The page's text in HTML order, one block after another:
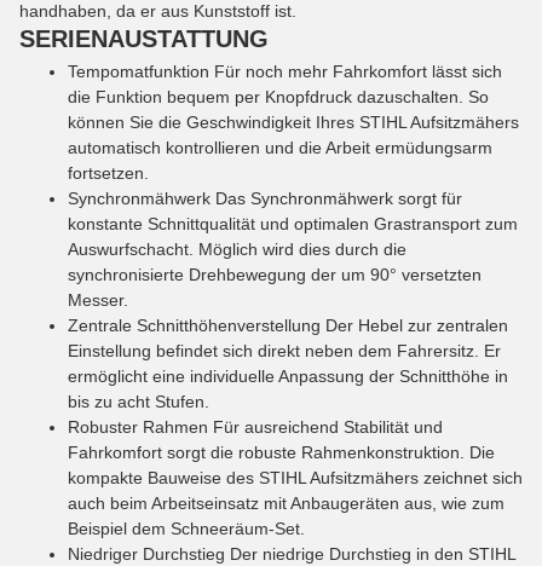
handhaben, da er aus Kunststoff ist.
SERIENAUSTATTUNG
Tempomatfunktion Für noch mehr Fahrkomfort lässt sich
die Funktion bequem per Knopfdruck dazuschalten. So
können Sie die Geschwindigkeit Ihres STIHL Aufsitzmähers
automatisch kontrollieren und die Arbeit ermüdungsarm
fortsetzen.
Synchronmähwerk Das Synchronmähwerk sorgt für
konstante Schnittqualität und optimalen Grastransport zum
Auswurfschacht. Möglich wird dies durch die
synchronisierte Drehbewegung der um 90° versetzten
Messer.
Zentrale Schnitthöhenverstellung Der Hebel zur zentralen
Einstellung befindet sich direkt neben dem Fahrersitz. Er
ermöglicht eine individuelle Anpassung der Schnitthöhe in
bis zu acht Stufen.
Robuster Rahmen Für ausreichend Stabilität und
Fahrkomfort sorgt die robuste Rahmenkonstruktion. Die
kompakte Bauweise des STIHL Aufsitzmähers zeichnet sich
auch beim Arbeitseinsatz mit Anbaugeräten aus, wie zum
Beispiel dem Schneeräum-Set.
Niedriger Durchstieg Der niedrige Durchstieg in den STIHL